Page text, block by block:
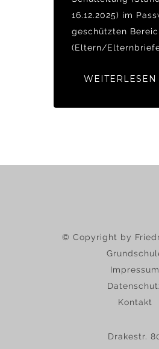
16.12.2025) im
geschützten
(Eltern/
WEITERLESEN
© Copyright by
Impressum
Kontakt
Drakestr.